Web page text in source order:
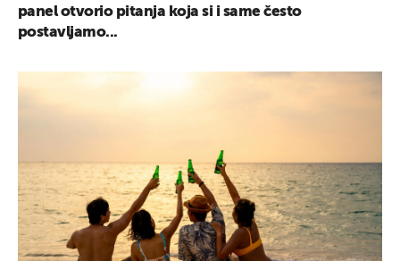
panel otvorio pitanja koja si i same često
postavljamo...